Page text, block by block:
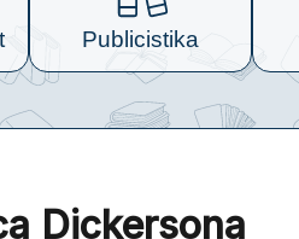
Publicistika
Dickersona